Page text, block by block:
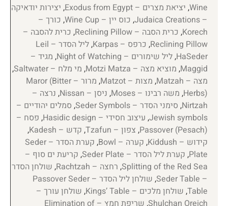
Wine
, יציאת מצרים – Exodus from Egypt , יצירות יודאיקה
– Judaica Creations
, כוס יין – Wine Cup , כורך –
Korech
, כרית הסבה – Reclining Pillow , כרית להסבה –
Reclining Pillow
, כרפס – Karpas ,
ליל הסדר – Leil
HaSeder
,ליל שימורים – Night of Watching , מגיד –
Maggid
, מוציא מצה – Motzi Matza , מי מלח – Saltwater
,
מצה – Matzah
, מצות – Matzot ,
מרור – Maror (Bitter
Herbs)
, משה רבינו – Moses , ניסן – Nissan , נרצה –
Nirtzah
, סימני הסדר – Seder Symbols , סמלים יהודיים –
Jewish symbols
, עיצוב חסידי – Hasidic design , פסח –
Passover (Pesach)
, צפון – Tzafun , קדש – Kadesh
,
קידוש – Kiddush
, קערה – Bowl ,
קערת הסדר – Seder
Plate
, קערת ליל הסדר – Seder Plate , קריעת ים סוף –
Splitting of the Red Sea
, רחצה – Rachtzah , שולחן הסדר
– Seder Table
,
שולחן ליל הסדר – Passover Seder
Table
, שולחן מלכים – Kings’ Table , שולחן עורך –